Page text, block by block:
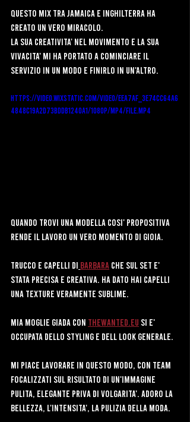
Questo mix tra Jamaica e inghilterra ha
creato un vero miracolo.
La sua creativita' nel movimento e la sua
vivacita' mi ha portato a cominciare il
servizio in un modo e finirlo in un'altro.
https://video.wixstatic.com/video/eea7af_3e74cc64a6
4848c19a2d73bddb1240a1/1080p/mp4/file.mp4
Quando trovi una modella cosi' propositiva
rende il lavoro un vero momento di gioia.
trucco e Capelli di Barbara che sul set e'
stata precisa e creativa. Ha dato hai capelli
una texture veramente sublime.
Mia moglie Giada con thewanted.eu si e'
occupata dello styling e dell look generale.
Mi piace lavorare in questo modo, con team
focalizzati sul risultato di un'immagine
pulita, elegante priva di volgarita'. Adoro la
bellezza, l'intensita', la pulizia della moda.